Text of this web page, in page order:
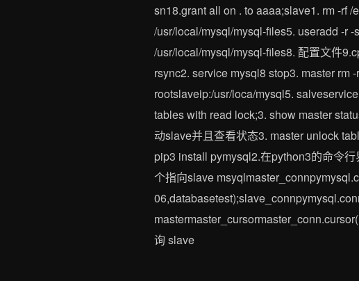
sn18.grant all on . to aaaa;slave1. rm -rf
/usr/local/mysql/mysql-files5. useradd -r
/usr/local/mysql/mysql-files8. 配置文件
rsync2. service mysql8 stop3. master rm
rootslaveip:/usr/loca/mysql5.
tables with read lock;3. show master
动slave并且查看状态3. master unlock
pip3 install pymysql2.在python3的命令
个指向slave
询 slave